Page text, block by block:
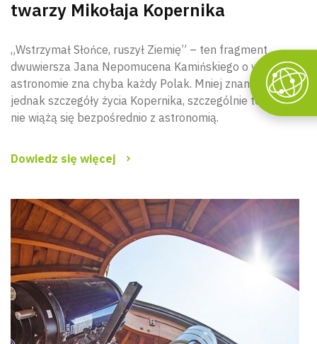
twarzy Mikołaja Kopernika
„Wstrzymał Słońce, ruszył Ziemię” – ten fragment
dwuwiersza Jana Nepomucena Kamińskiego o wielkim
astronomie zna chyba każdy Polak. Mniej znane są
jednak szczegóły życia Kopernika, szczególnie te, które
nie wiążą się bezpośrednio z astronomią.
Dowiedz się więcej